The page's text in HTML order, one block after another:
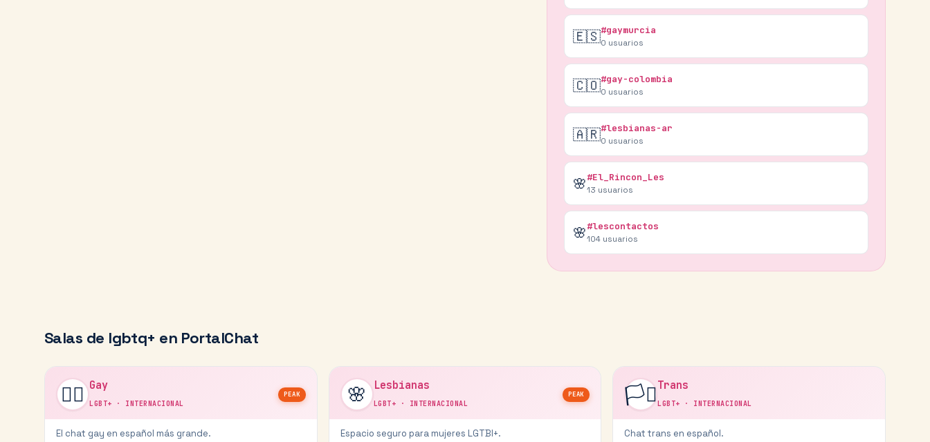
🇪🇸#gaymurcia
0 usuarios
🇨🇴#gay-colombia
0 usuarios
🇦🇷#lesbianas-ar
0 usuarios
🌸#El_Rincon_Les
13 usuarios
🌸#lescontactos
104 usuarios
Salas de lgbtq+ en PortalChat
🏳️‍🌈 Gay
LGBT+ · INTERNACIONAL
PEAK
El chat gay en español más grande.
🌸 Lesbianas
LGBT+ · INTERNACIONAL
PEAK
Espacio seguro para mujeres LGTBI+.
🏳️‍⚧️Trans
LGBT+ · INTERNACIONAL
Chat trans en español.